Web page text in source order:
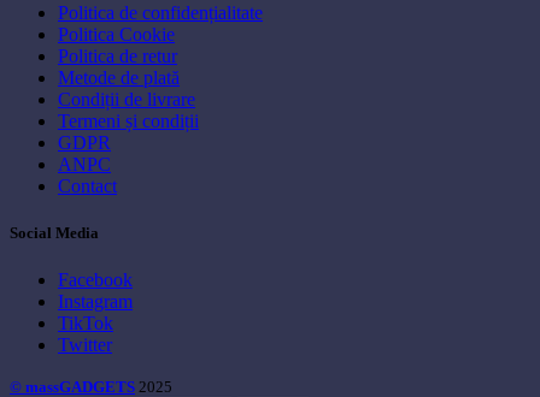
Politica de confidențialitate
Politica Cookie
Politica de retur
Metode de plată
Condiții de livrare
Termeni și condiții
GDPR
ANPC
Contact
Social Media
Facebook
Instagram
TikTok
Twitter
© massGADGETS 2025